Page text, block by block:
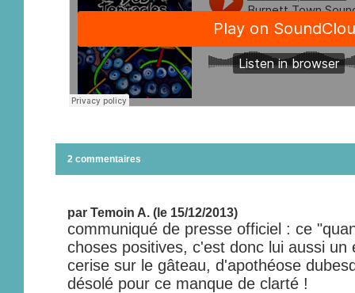
2 commentaires
par Temoin A. (le 15/12/2013)
communiqué de presse officiel : ce
choses positives, c'est donc lui aussi
cerise sur le gâteau, d'apothéose
désolé pour ce manque de clarté !